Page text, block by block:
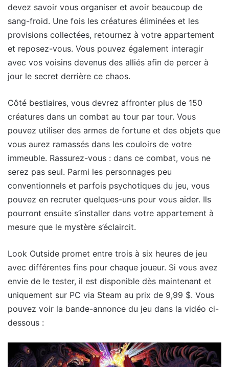
devez savoir vous organiser et avoir beaucoup de
sang-froid. Une fois les créatures éliminées et les
provisions collectées, retournez à votre appartement
et reposez-vous. Vous pouvez également interagir
avec vos voisins devenus des alliés afin de percer à
jour le secret derrière ce chaos.
Côté bestiaires, vous devrez affronter plus de 150
créatures dans un combat au tour par tour. Vous
pouvez utiliser des armes de fortune et des objets que
vous aurez ramassés dans les couloirs de votre
immeuble. Rassurez-vous : dans ce combat, vous ne
serez pas seul. Parmi les personnages peu
conventionnels et parfois psychotiques du jeu, vous
pouvez en recruter quelques-uns pour vous aider. Ils
pourront ensuite s’installer dans votre appartement à
mesure que le mystère s’éclaircit.
Look Outside promet entre trois à six heures de jeu
avec différentes fins pour chaque joueur. Si vous avez
envie de le tester, il est disponible dès maintenant et
uniquement sur PC via Steam au prix de 9,99 $. Vous
pouvez voir la bande-annonce du jeu dans la vidéo ci-
dessous :